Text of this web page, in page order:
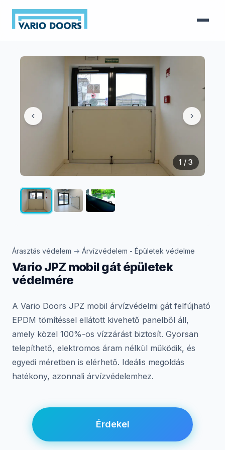
1 / 3
Árasztás védelem → Árvízvédelem - Épületek védelme
Vario JPZ mobil gát épületek
védelmére
A Vario Doors JPZ mobil árvízvédelmi gát felfújható
EPDM tömítéssel ellátott kivehető panelből áll,
amely közel 100%-os vízzárást biztosít. Gyorsan
telepíthető, elektromos áram nélkül működik, és
egyedi méretben is elérhető. Ideális megoldás
hatékony, azonnali árvízvédelemhez.
Érdekel